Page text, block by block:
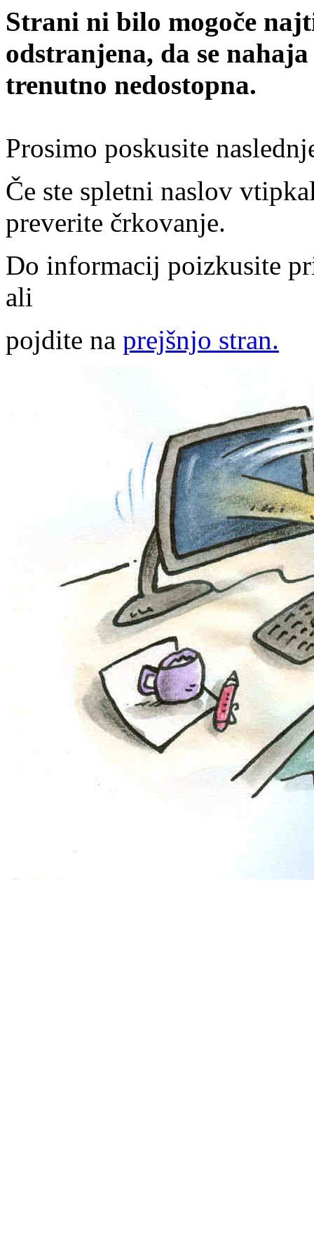
Strani ni bilo mogoče
odstranjena, da se
trenutno nedostopna.
Prosimo poskusite
Če ste spletni naslov
preverite črkovanje.
Do informacij poizkusite
ali
pojdite na prejšnjo stran.